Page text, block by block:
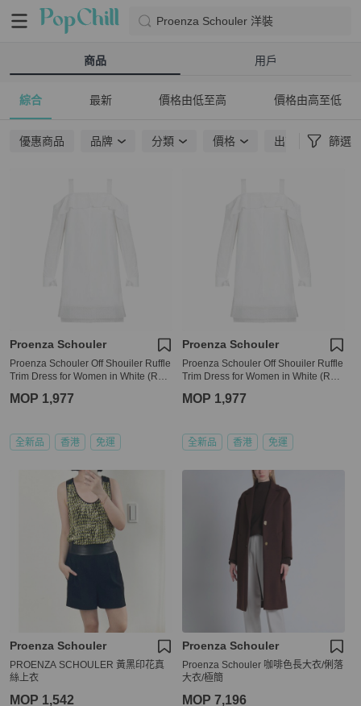
Proenza Schouler 洋裝
商品 用戶
綜合 最新 價格由低至高 價格由高至低
優惠商品 品牌 分類 價格 出貨地點 篩選
Proenza Schouler
Proenza Schouler Off Shouiler Ruffle
Trim Dress for Women in White (R17
MOP 1,977
全新品 香港 免運
Proenza Schouler
Proenza Schouler Off Shouiler Ruffle
Trim Dress for Women in White (R17
MOP 1,977
全新品 香港 免運
Proenza Schouler
PROENZA SCHOULER 黃黑印花真
絲上衣
MOP 1,542
Proenza Schouler
Proenza Schouler 咖啡色長大衣/俐落
大衣/極簡
MOP 7,196